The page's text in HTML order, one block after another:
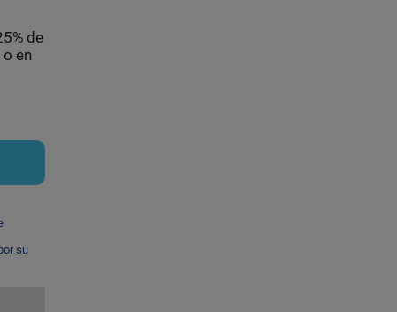
de
en
su